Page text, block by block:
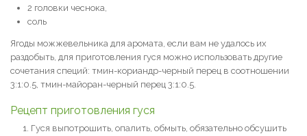
2 головки чеснока,
соль
Ягоды можжевельника для аромата, если вам не удалось их
раздобыть, для приготовления гуся можно использовать другие
сочетания специй: тмин-кориандр-черный перец в соотношении
3:1:0.5, тмин-майоран-черный перец 3:1:0.5.
Рецепт приготовления гуся
Гуся выпотрошить, опалить, обмыть, обязательно обсушить